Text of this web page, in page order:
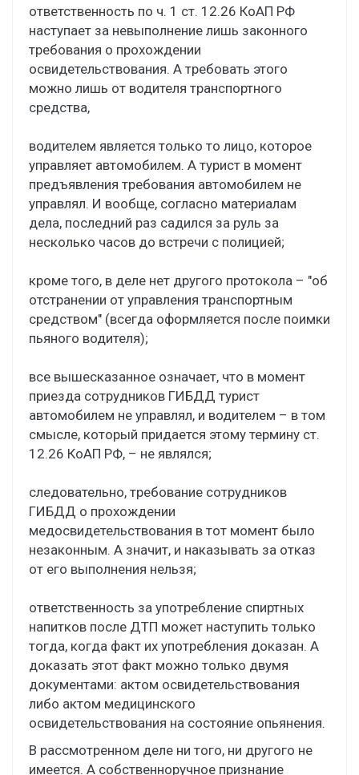
ответственность по ч. 1 ст. 12.26 КоАП РФ
наступает за невыполнение лишь законного
требования о прохождении
освидетельствования. А требовать этого
можно лишь от водителя транспортного
средства,
водителем является только то лицо, которое
управляет автомобилем. А турист в момент
предъявления требования автомобилем не
управлял. И вообще, согласно материалам
дела, последний раз садился за руль за
несколько часов до встречи с полицией;
кроме того, в деле нет другого протокола – "об
отстранении от управления транспортным
средством" (всегда оформляется после поимки
пьяного водителя);
все вышесказанное означает, что в момент
приезда сотрудников ГИБДД турист
автомобилем не управлял, и водителем – в том
смысле, который придается этому термину ст.
12.26 КоАП РФ, – не являлся;
следовательно, требование сотрудников
ГИБДД о прохождении
медосвидетельствования в тот момент было
незаконным. А значит, и наказывать за отказ
от его выполнения нельзя;
ответственность за употребление спиртных
напитков после ДТП может наступить только
тогда, когда факт их употребления доказан. А
доказать этот факт можно только двумя
документами: актом освидетельствования
либо актом медицинского
освидетельствования на состояние опьянения.
В рассмотренном деле ни того, ни другого не
имеется. А собственноручное признание